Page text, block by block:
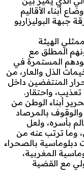
أبناء الأقاليم
جبهة البوليزاريو
الهيئة
المطلق مع
المستمرة في
الذل والعار، من
المنتفضين داخل
واحتقار.
أبناء الوطن من
والوقوف بالمرصاد
بأسره، ولعل
وما ترتب عنه من
دبلوماسية بالصحراء
المغربية،
مع القضية